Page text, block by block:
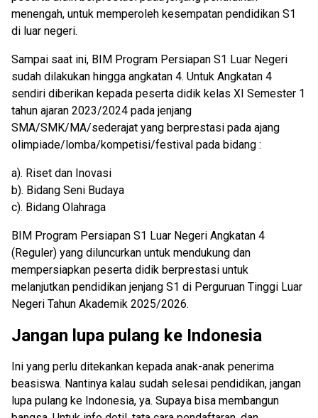
menengah, untuk memperoleh kesempatan pendidikan S1
di luar negeri.
Sampai saat ini, BIM Program Persiapan S1 Luar Negeri
sudah dilakukan hingga angkatan 4. Untuk Angkatan 4
sendiri diberikan kepada peserta didik kelas XI Semester 1
tahun ajaran 2023/2024 pada jenjang
SMA/SMK/MA/sederajat yang berprestasi pada ajang
olimpiade/lomba/kompetisi/festival pada bidang :
a). Riset dan Inovasi
b). Bidang Seni Budaya
c). Bidang Olahraga
BIM Program Persiapan S1 Luar Negeri Angkatan 4
(Reguler) yang diluncurkan untuk mendukung dan
mempersiapkan peserta didik berprestasi untuk
melanjutkan pendidikan jenjang S1 di Perguruan Tinggi Luar
Negeri Tahun Akademik 2025/2026.
Jangan lupa pulang ke Indonesia
Ini yang perlu ditekankan kepada anak-anak penerima
beasiswa. Nantinya kalau sudah selesai pendidikan, jangan
lupa pulang ke Indonesia, ya. Supaya bisa membangun